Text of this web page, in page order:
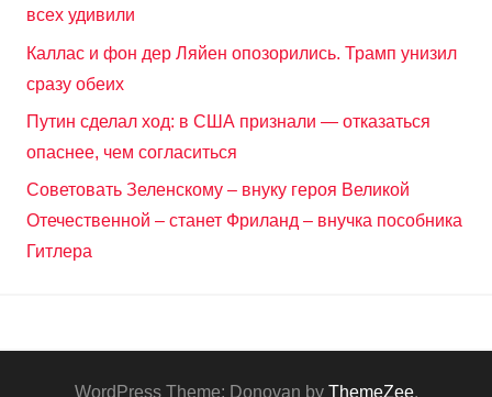
всех удивили
Каллас и фон дер Ляйен опозорились. Трамп унизил
сразу обеих
Путин сделал ход: в США признали — отказаться
опаснее, чем согласиться
Советовать Зеленскому – внуку героя Великой
Отечественной – станет Фриланд – внучка пособника
Гитлера
WordPress Theme: Donovan by ThemeZee.